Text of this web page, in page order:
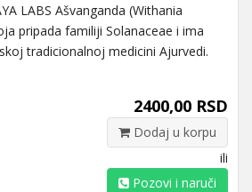
LABS Ašvanganda (Withania
pripada familiji Solanaceae i ima
tradicionalnoj medicini Ajurvedi.
2400,00 RSD
Dodaj u korpu
ili
Pozovi i naruči